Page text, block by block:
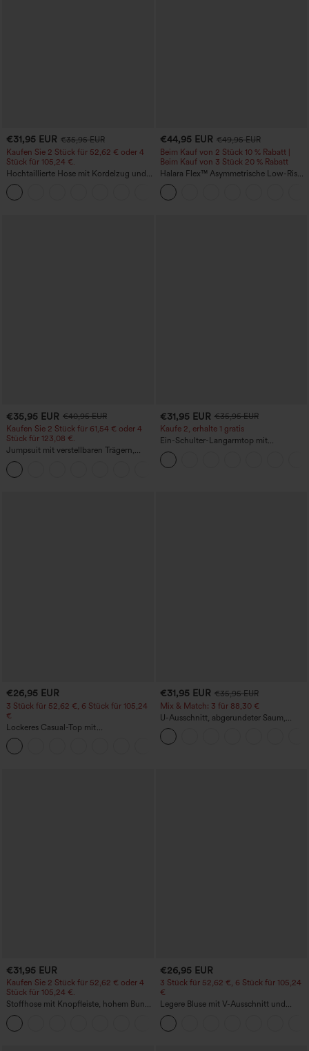
€31,95 EUR €35,95 EUR
Kaufen Sie 2 Stück für 52,62 € oder 4
Stück für 105,24 €.
Hochtaillierte Hose mit Kordelzug und
Taschen, weitem Bein, lässig und locker
in Leinenoptik
€44,95 EUR €49,95 EUR
Beim Kauf von 2 Stück 10 % Rabatt |
Beim Kauf von 3 Stück 20 % Rabatt
Halara Flex™ Asymmetrische Low-Rise-
Jeans mit Reißverschlusstaschen,
Baggy-Stil, weitem Bein, gewaschen,
lässig
€35,95 EUR €40,95 EUR
Kaufen Sie 2 Stück für 61,54 € oder 4
Stück für 123,08 €.
Jumpsuit mit verstellbaren Trägern,
gerafftem Detail, weitem Bein und
meliertem Stoff, lässig, mit Taschen -
Easy Peezy
€31,95 EUR €35,95 EUR
Kaufe 2, erhalte 1 gratis
Ein-Schulter-Langarmtop mit
Daumenloch, geschwungener Saum
(High-Low), schnell trocknend – Yoga-
Sporttop mit integriertem BH
€26,95 EUR
3 Stück für 52,62 €, 6 Stück für 105,24
€
Lockeres Casual-Top mit
Rundhalsausschnitt und
Fledermausärmeln
€31,95 EUR €35,95 EUR
Mix & Match: 3 für 88,30 €
U-Ausschnitt, abgerundeter Saum,
InstantCool Yoga-Trägertop – UPF50+
€31,95 EUR
Kaufen Sie 2 Stück für 52,62 € oder 4
Stück für 105,24 €.
Stoffhose mit Knopfleiste, hohem Bund,
mehreren Taschen und geradem Bein
€26,95 EUR
3 Stück für 52,62 €, 6 Stück für 105,24
€
Legere Bluse mit V-Ausschnitt und
kurzen Puffärmeln